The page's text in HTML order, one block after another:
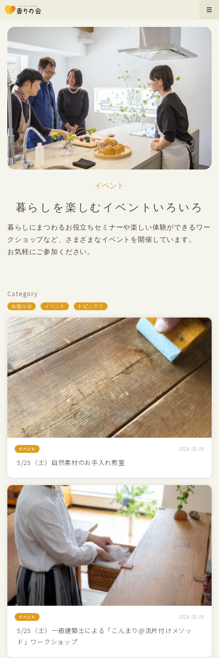
イベント
暮らしを楽しむイベントいろいろ
暮らしにまつわるお役立ちセミナーや楽しい体験ができるワー
クショップなど、さまざまなイベントを開催しています。
お気軽にご参加ください。
Category
お知らせ イベント トピックス
イベント 2024.05.09
5/25（土）自然素材のお手入れ教室
イベント 2024.05.09
5/25（土）一級建築士による「こんまり@流片付けメソッ
ド」ワークショップ